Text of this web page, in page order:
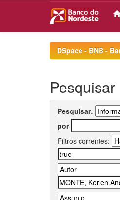
DSpace - BNB -
Pesquisar
Pesquisar:
por
Filtros correntes: